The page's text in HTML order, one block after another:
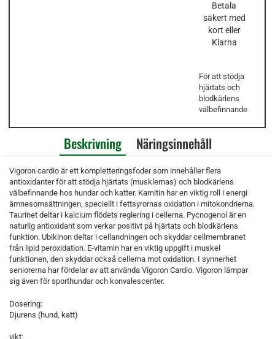
Betala
säkert med
kort eller
Klarna
För att stödja
hjärtats och
blodkärlens
välbefinnande
Beskrivning Näringsinnehåll
Vigoron cardio är ett kompletteringsfoder som innehåller flera
antioxidanter för att stödja hjärtats (musklernas) och blodkärlens
välbefinnande hos hundar och katter. Karnitin har en viktig roll i energi
ämnesomsättningen, speciellt i fettsyrornas oxidation i mitokondrierna.
Taurinet deltar i kalcium flödets reglering i cellerna. Pycnogenol är en
naturlig antioxidant som verkar positivt på hjärtats och blodkärlens
funktion. Ubikinon deltar i cellandningen och skyddar cellmembranet
från lipid peroxidation. E-vitamin har en viktig uppgift i muskel
funktionen, den skyddar också cellerna mot oxidation. I synnerhet
seniorerna har fördelar av att använda Vigoron Cardio. Vigoron lämpar
sig även för sporthundar och konvalescenter.
Dosering:
Djurens (hund, katt)
vikt: